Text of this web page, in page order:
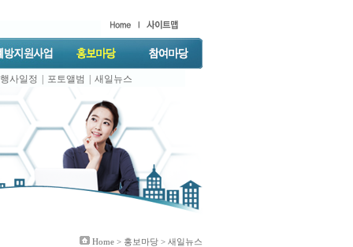
행사일정 포토앨범 새일뉴스
Home > 홍보마당 > 새일뉴스